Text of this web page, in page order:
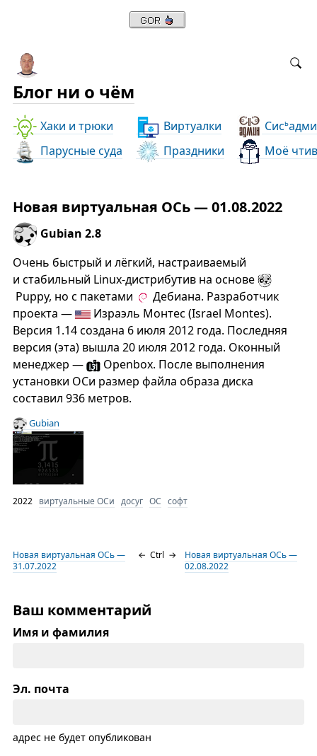
Блог ни о чём
Хаки и трюки Виртуалки Сись
Парусные суда
Праздники Моё
Новая виртуальная ОСь — 01.08.2022
Gubian 2.8
Очень быстрый и лёгкий, настраиваемый
и стабильный Linux-дистрибутив на основе
Puppy, но с пакетами
Дебиана. Разработчик
проекта —
Израэль Монтес (Israel Montes).
Версия 1.14 создана 6 июля 2012 года. Последняя
версия (эта) вышла 20 июля 2012 года. Оконный
менеджер —
Openbox. После выполнения
установки ОСи размер файла образа диска
составил 936 метров.
Gubian
2022 виртуальные ОСи досуг ОС софт
Новая виртуальная ОСь —
31.07.2022
← Ctrl →
Новая виртуальная ОСь —
02.08.2022
Ваш комментарий
Имя и фамилия
Эл. почта
адрес не будет опубликован